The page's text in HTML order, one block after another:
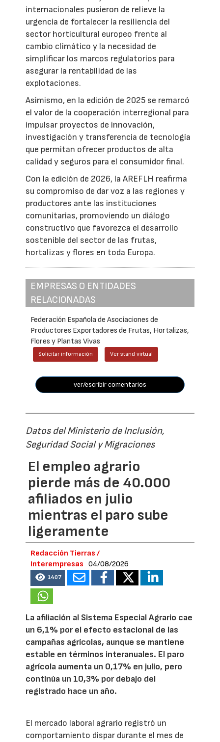
internacionales pusieron de relieve la
urgencia de fortalecer la resiliencia del
sector horticultural europeo frente al
cambio climático y la necesidad de
simplificar los marcos regulatorios para
asegurar la rentabilidad de las
explotaciones.
Asimismo, en la edición de 2025 se remarcó
el valor de la cooperación interregional para
impulsar proyectos de innovación,
investigación y transferencia de tecnología
que permitan ofrecer productos de alta
calidad y seguros para el consumidor final.
Con la edición de 2026, la AREFLH reafirma
su compromiso de dar voz a las regiones y
productores ante las instituciones
comunitarias, promoviendo un diálogo
constructivo que favorezca el desarrollo
sostenible del sector de las frutas,
hortalizas y flores en toda Europa.
EMPRESAS O ENTIDADES
RELACIONADAS
Federación Española de Asociaciones de
Productores Exportadores de Frutas, Hortalizas,
Flores y Plantas Vivas
Solicitar información Ver stand virtual
ver/escribir comentarios
Datos del Ministerio de Inclusión,
Seguridad Social y Migraciones
El empleo agrario
pierde más de 40.000
afiliados en julio
mientras el paro sube
ligeramente
Redacción Tierras /
Interempresas
04/08/2026
1407
La afiliación al Sistema Especial Agrario cae
un 6,1% por el efecto estacional de las
campañas agrícolas, aunque se mantiene
estable en términos interanuales. El paro
agrícola aumenta un 0,17% en julio, pero
continúa un 10,3% por debajo del
registrado hace un año.
El mercado laboral agrario registró un
comportamiento dispar durante el mes de